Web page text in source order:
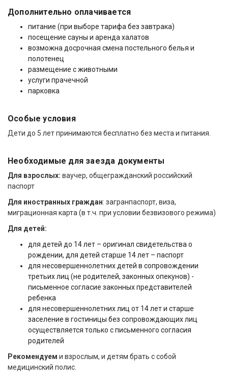
Дополнительно оплачивается
питание (при выборе тарифа без завтрака)
посещение сауны и аренда халатов
возможна досрочная смена постельного белья и
полотенец
размещение с животными
услуги прачечной
парковка
Особые условия
Дети до 5 лет принимаются бесплатно без места и питания.
Необходимые для заезда документы
Для взрослых: ваучер, общегражданский российский
паспорт
Для иностранных граждан: загранпаспорт, виза,
миграционная карта (в т.ч. при условии безвизового режима)
Для детей:
для детей до 14 лет – оригинал свидетельства о
рождении, для детей старше 14 лет – паспорт
для несовершеннолетних детей в сопровождении
третьих лиц (не родителей, законных опекунов) -
письменное согласие законных представителей
ребенка
для несовершеннолетних лиц от 14 лет и старше
заселение в гостиницы без сопровождающих лиц
осуществляется только с письменного согласия
родителей
Рекомендуем и взрослым, и детям брать с собой
медицинский полис.